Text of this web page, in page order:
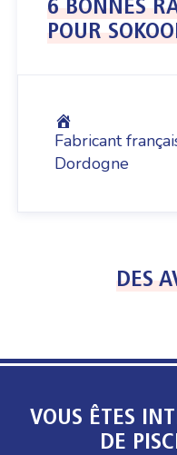
6 BONNES
POUR
Fabricant
Dordogne
DES
VOUS ÊTES
DE